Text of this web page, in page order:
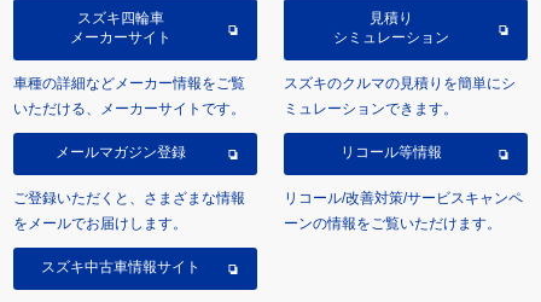
スズキ四輪車
メーカーサイト
車種の詳細などメーカー情報をご覧
いただける、メーカーサイトです。
見積り
シミュレーション
スズキのクルマの見積りを簡単にシ
ミュレーションできます。
メールマガジン登録
ご登録いただくと、さまざまな情報
をメールでお届けします。
リコール等情報
リコール/改善対策/サービスキャンペ
ーンの情報をご覧いただけます。
スズキ中古車情報サイト